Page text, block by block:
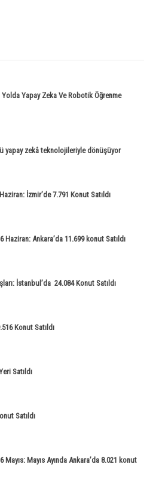
Yapay Zeka Ve Robotik Öğrenme
yapay zekâ teknolojileriyle dönüşüyor
İzmir’de 7.791 Konut Satıldı
Haziran: Ankara’da 11.699 konut Satıldı
İstanbul’da 24.084 Konut Satıldı
Konut Satıldı
Satıldı
Satıldı
Mayıs: Mayıs Ayında Ankara’da 8.021 konut